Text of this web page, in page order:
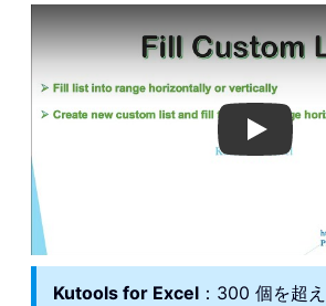
Play
Kutools for Excel ：300 個を超